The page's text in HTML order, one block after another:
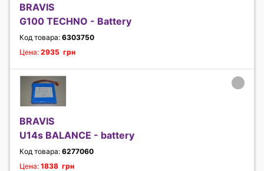
BRAVIS
G100 TECHNO - Battery
Код товара: 6303750
Цена: 2935 грн
BRAVIS
U14s BALANCE - battery
Код товара: 6277060
Цена: 1838 грн